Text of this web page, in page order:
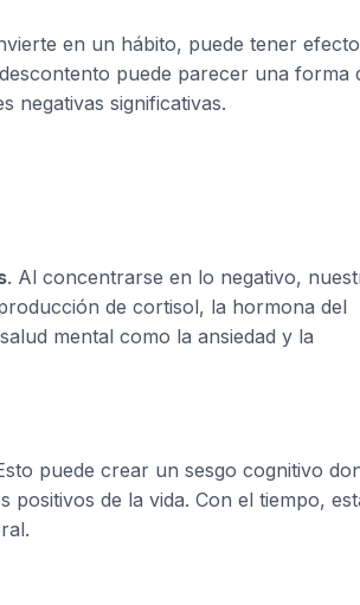
en un hábito, puede tener
puede parecer una forma
negativas significativas.
. Al concentrarse en lo negativo,
de cortisol, la hormona del
mental como la ansiedad y la
puede crear un sesgo cognitivo
de la vida. Con el tiempo,